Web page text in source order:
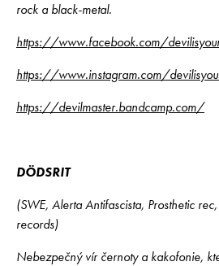
rock a black-metal.
https://www.facebook.com/
https://www.instagram.com/
https://devilmaster.bandcamp.com/
DÖDSRIT
(SWE, Alerta Antifascista, Prosthetic
records)
Nebezpečný vír černoty a kakofonie,